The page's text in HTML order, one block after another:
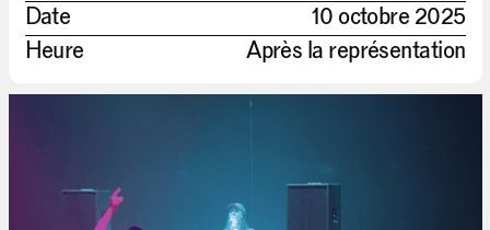
Date
10 octobre 2025
Heure
Après la représentation